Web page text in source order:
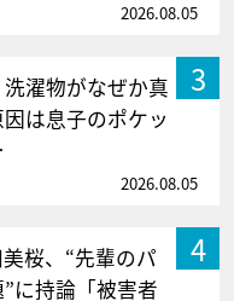
2026.08.05
3
濯物がなぜか真
は息子のポケッ
2026.08.05
4
桜、“先輩のパ
に持論「被害者